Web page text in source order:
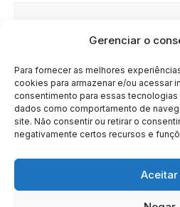
Gerenciar o
Para fornecer as melhores
cookies para armazenar e/ou acessar
consentimento para essas
dados como comportamento de
site. Não consentir ou retirar o
negativamente certos recursos e
Aceitar